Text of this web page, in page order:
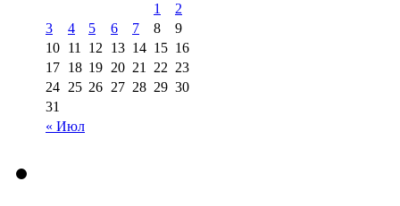
« Июл
1
2
3
4 5 6 7 8
9
10 11 12 13 14 15 16
17 18 19 20 21 22 23
24 25 26 27 28 29 30
31